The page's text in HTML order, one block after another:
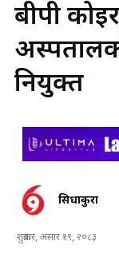
बीपी
नियुक्त
सिधाकुरा
शुक्रबार, असार १९, २०८३